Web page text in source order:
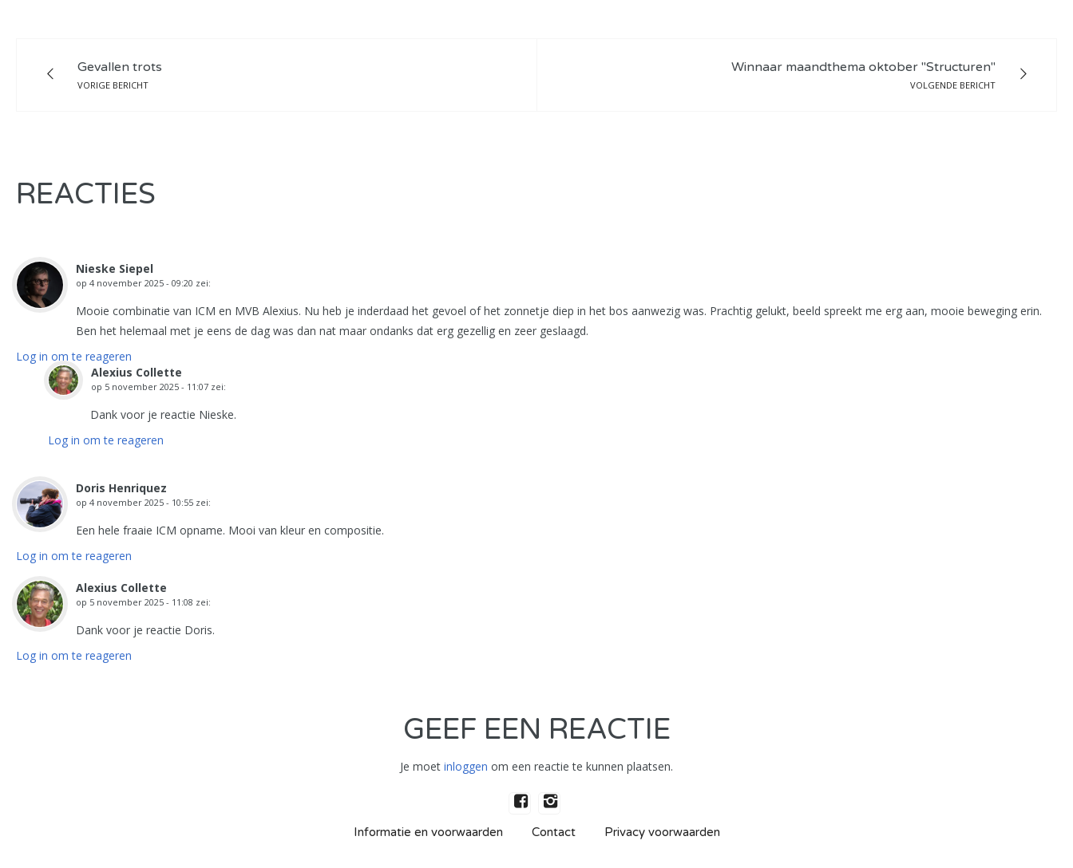
Gevallen trots
VORIGE BERICHT
Winnaar maandthema oktober "Structuren"
VOLGENDE BERICHT
REACTIES
Nieske Siepel
op 4 november 2025 - 09:20 zei:
Mooie combinatie van ICM en MVB Alexius. Nu heb je inderdaad het gevoel of het zonnetje diep in het bos aanwezig was. Prachtig gelukt, beeld spreekt me erg aan, mooie beweging erin.
Ben het helemaal met je eens de dag was dan nat maar ondanks dat erg gezellig en zeer geslaagd.
Log in om te reageren
Alexius Collette
op 5 november 2025 - 11:07 zei:
Dank voor je reactie Nieske.
Log in om te reageren
Doris Henriquez
op 4 november 2025 - 10:55 zei:
Een hele fraaie ICM opname. Mooi van kleur en compositie.
Log in om te reageren
Alexius Collette
op 5 november 2025 - 11:08 zei:
Dank voor je reactie Doris.
Log in om te reageren
GEEF EEN REACTIE
Je moet inloggen om een reactie te kunnen plaatsen.
Informatie en voorwaarden Contact Privacy voorwaarden